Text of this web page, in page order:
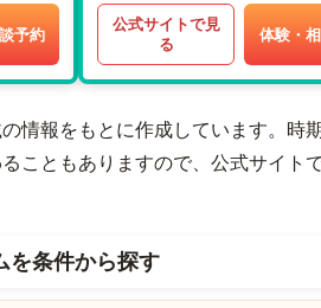
予約
公式サイトで見
る
体験・
情報をもとに作成しています。時
こともありますので、公式サイト
を条件から探す